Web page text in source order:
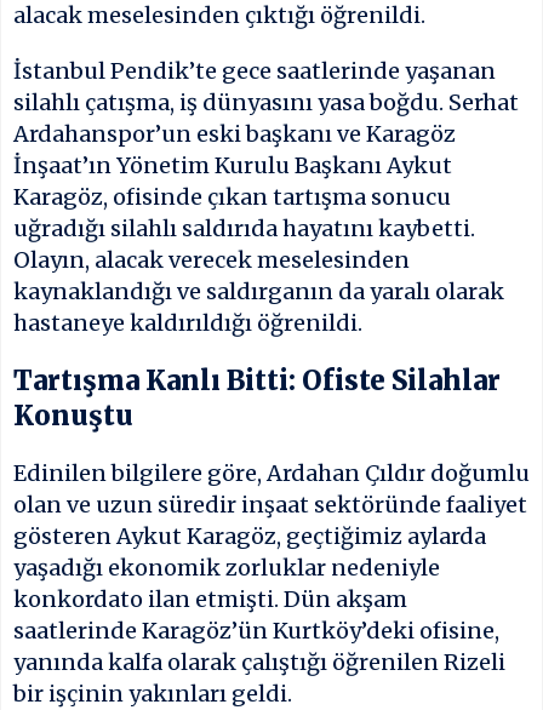
alacak meselesinden çıktığı öğrenildi.
İstanbul Pendik’te gece saatlerinde yaşanan
silahlı çatışma, iş dünyasını yasa boğdu. Serhat
Ardahanspor’un eski başkanı ve Karagöz
İnşaat’ın Yönetim Kurulu Başkanı Aykut
Karagöz, ofisinde çıkan tartışma sonucu
uğradığı silahlı saldırıda hayatını kaybetti.
Olayın, alacak verecek meselesinden
kaynaklandığı ve saldırganın da yaralı olarak
hastaneye kaldırıldığı öğrenildi.
Tartışma Kanlı Bitti: Ofiste Silahlar
Konuştu
Edinilen bilgilere göre, Ardahan Çıldır doğumlu
olan ve uzun süredir inşaat sektöründe faaliyet
gösteren Aykut Karagöz, geçtiğimiz aylarda
yaşadığı ekonomik zorluklar nedeniyle
konkordato ilan etmişti. Dün akşam
saatlerinde Karagöz’ün Kurtköy’deki ofisine,
yanında kalfa olarak çalıştığı öğrenilen Rizeli
bir işçinin yakınları geldi.